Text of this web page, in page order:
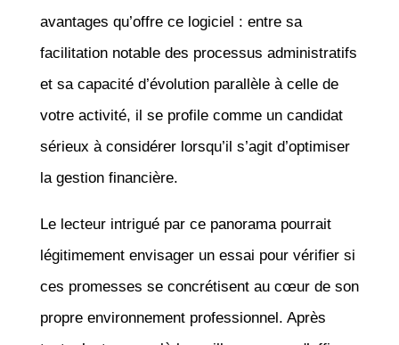
avantages qu’offre ce logiciel : entre sa
facilitation notable des processus administratifs
et sa capacité d’évolution parallèle à celle de
votre activité, il se profile comme un candidat
sérieux à considérer lorsqu’il s’agit d’optimiser
la gestion financière.
Le lecteur intrigué par ce panorama pourrait
légitimement envisager un essai pour vérifier si
ces promesses se concrétisent au cœur de son
propre environnement professionnel. Après